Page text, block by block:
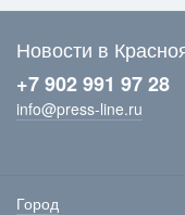
Новости в
+7 902 991 97 28
info@press-line.ru
Город